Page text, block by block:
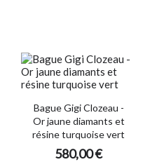
Bague Gigi Clozeau -
Or jaune diamants et
résine turquoise vert
580,00 €